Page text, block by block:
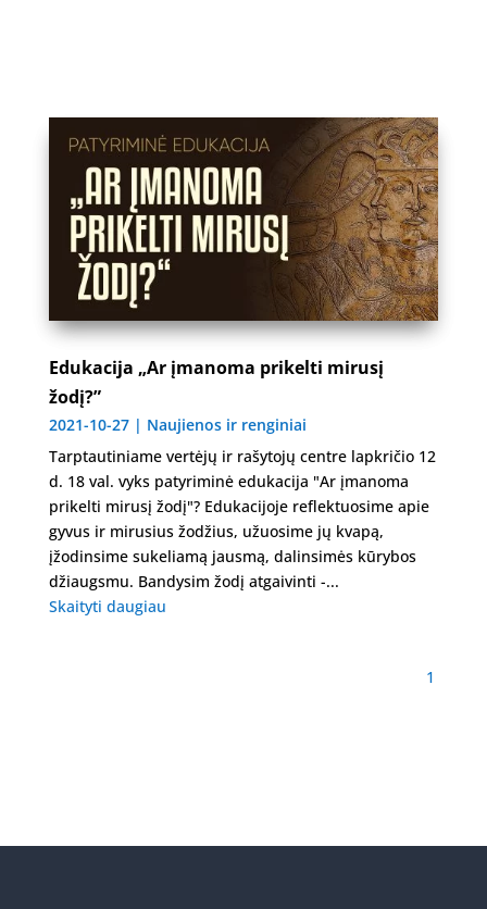
Edukacija „Ar įmanoma prikelti mirusį
žodį?”
2021-10-27| Naujienos ir renginiai
Tarptautiniame vertėjų ir rašytojų centre lapkričio 12
d. 18 val. vyks patyriminė edukacija "Ar įmanoma
prikelti mirusį žodį"? Edukacijoje reflektuosime apie
gyvus ir mirusius žodžius, užuosime jų kvapą,
įžodinsime sukeliamą jausmą, dalinsimės kūrybos
džiaugsmu. Bandysim žodį atgaivinti -...
Skaityti daugiau
1